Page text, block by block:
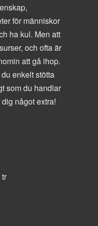
för människor
ha kul. Men att
och ofta är
att gå ihop.
enkelt stötta
som du handlar
något extra!